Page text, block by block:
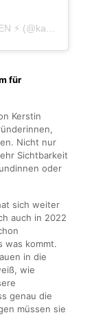
für
Kerstin
Nicht nur
Sichtbarkeit
oder
sich weiter
auch in 2022
was kommt.
in die
wie
genau die
müssen sie